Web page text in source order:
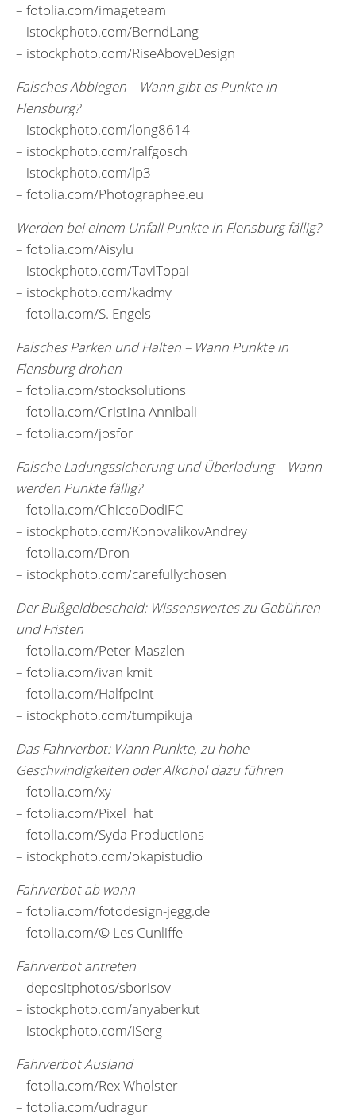
– fotolia.com/imageteam
– istockphoto.com/BerndLang
– istockphoto.com/RiseAboveDesign
Falsches Abbiegen – Wann gibt es Punkte in
Flensburg?
– istockphoto.com/long8614
– istockphoto.com/ralfgosch
– istockphoto.com/lp3
– fotolia.com/Photographee.eu
Werden bei einem Unfall Punkte in Flensburg fällig?
– fotolia.com/Aisylu
– istockphoto.com/TaviTopai
– istockphoto.com/kadmy
– fotolia.com/S. Engels
Falsches Parken und Halten – Wann Punkte in
Flensburg drohen
– fotolia.com/stocksolutions
– fotolia.com/Cristina Annibali
– fotolia.com/josfor
Falsche Ladungssicherung und Überladung – Wann
werden Punkte fällig?
– fotolia.com/ChiccoDodiFC
– istockphoto.com/KonovalikovAndrey
– fotolia.com/Dron
– istockphoto.com/carefullychosen
Der Bußgeldbescheid: Wissenswertes zu Gebühren
und Fristen
– fotolia.com/Peter Maszlen
– fotolia.com/ivan kmit
– fotolia.com/Halfpoint
– istockphoto.com/tumpikuja
Das Fahrverbot: Wann Punkte, zu hohe
Geschwindigkeiten oder Alkohol dazu führen
– fotolia.com/xy
– fotolia.com/PixelThat
– fotolia.com/Syda Productions
– istockphoto.com/okapistudio
Fahrverbot ab wann
– fotolia.com/fotodesign-jegg.de
– fotolia.com/© Les Cunliffe
Fahrverbot antreten
– depositphotos/sborisov
– istockphoto.com/anyaberkut
– istockphoto.com/ISerg
Fahrverbot Ausland
– fotolia.com/Rex Wholster
– fotolia.com/udragur